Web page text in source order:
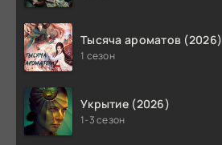
Тысяча ароматов (2026)
1 сезон
Укрытие (2026)
1-3 сезон